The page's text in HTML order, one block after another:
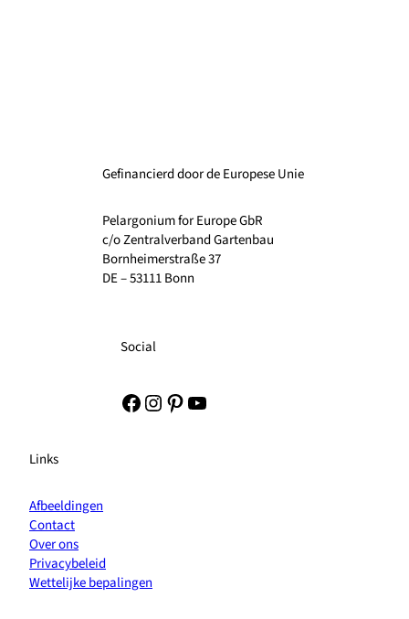
Gefinancierd door de Europese Unie
Pelargonium for Europe GbR
c/o Zentralverband Gartenbau
Bornheimerstraße 37
DE – 53111 Bonn
Social
Facebook
Instagram
Pinterest
YouTube
Links
Afbeeldingen
Contact
Over ons
Privacybeleid
Wettelijke bepalingen